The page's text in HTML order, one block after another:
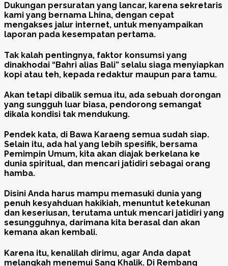
Dukungan persuratan yang lancar, karena sekretaris
kami yang bernama Lhina, dengan cepat
mengakses jalur internet, untuk menyampaikan
laporan pada kesempatan pertama.
Tak kalah pentingnya, faktor konsumsi yang
dinakhodai “Bahri alias Bali” selalu siaga menyiapkan
kopi atau teh, kepada redaktur maupun para tamu.
Akan tetapi dibalik semua itu, ada sebuah dorongan
yang sungguh luar biasa, pendorong semangat
dikala kondisi tak mendukung.
Pendek kata, di Bawa Karaeng semua sudah siap.
Selain itu, ada hal yang lebih spesifik, bersama
Pemimpin Umum, kita akan diajak berkelana ke
dunia spiritual, dan mencari jatidiri sebagai orang
hamba.
Disini Anda harus mampu memasuki dunia yang
penuh kesyahduan hakikiah, menuntut ketekunan
dan keseriusan, terutama untuk mencari jatidiri yang
sesungguhnya, darimana kita berasal dan akan
kemana akan kembali.
Karena itu, kenalilah dirimu, agar Anda dapat
melangkah menemui Sang Khalik. Di Rembang